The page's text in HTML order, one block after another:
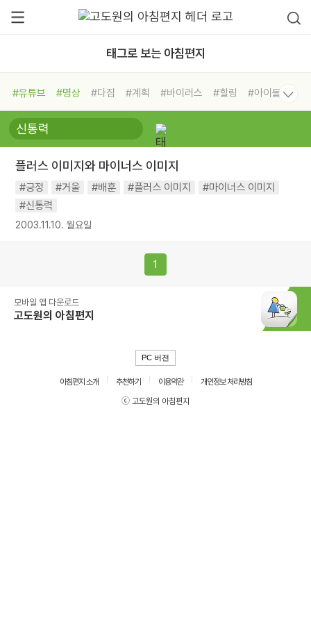
태그로 보는 아침편지
#유튜브 #명상 #다짐 #계획 #바이러스 #힐링
#아이들
#비전캠프
#독서캠프 #삶
#희망
#나눔 #친구 #링컨학교
#독서
#건강 #면역력
플러스 이미지와 마이너스 이미지
#긍정 #거울 #배훈 #플러스 이미지
#마이너스 이미지
#신통력
2003.11.10. 월요일
1
모바일 앱 다운로드
고도원의 아침편지
PC 버전
아침편지 소개 추천하기 이용약관
개인정보 처리방침
ⓒ 고도원의 아침편지